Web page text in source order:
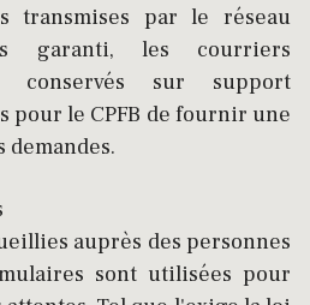
transmises par le réseau
garanti, les courriers
conservés sur support
pour le CPFB de fournir une
auprès des personnes
sont utilisées pour